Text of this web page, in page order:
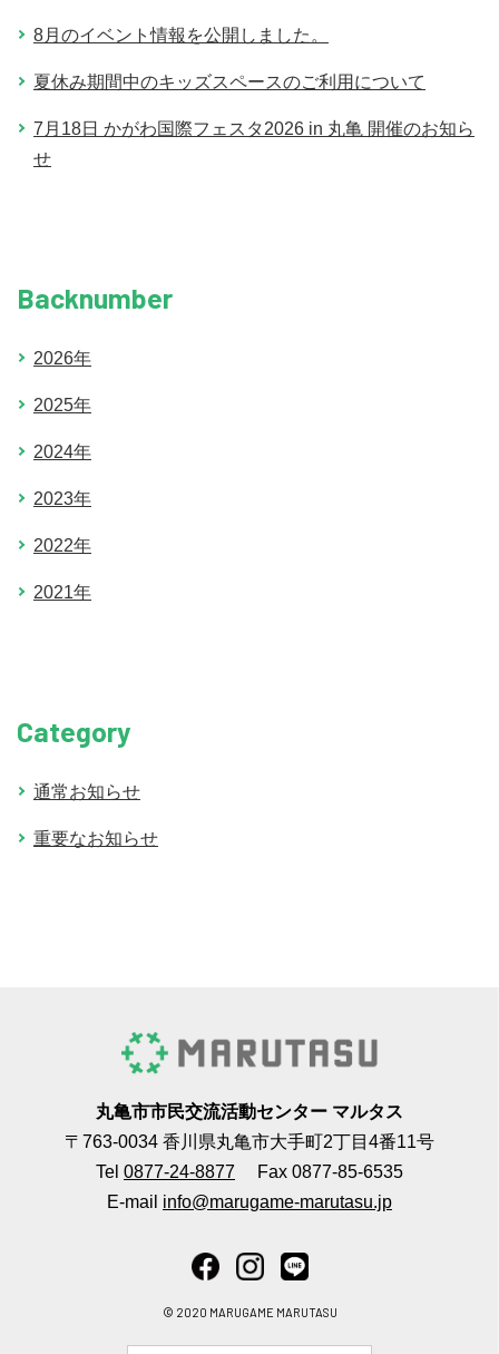
8月のイベント情報を公開しました。
夏休み期間中のキッズスペースのご利用について
7月18日 かがわ国際フェスタ2026 in 丸亀 開催のお知ら
せ
Backnumber
2026年
2025年
2024年
2023年
2022年
2021年
Category
通常お知らせ
重要なお知らせ
丸亀市市民交流活動センター マルタス
〒763-0034 香川県丸亀市大手町2丁目4番11号
Tel 0877-24-8877
Fax 0877-85-6535
E-mail info@marugame-marutasu.jp
© 2020 MARUGAME MARUTASU